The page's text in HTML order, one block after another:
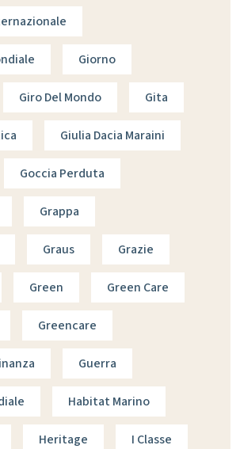
Giorno
Giro Del Mondo Gita
Giulia Dacia Maraini
Goccia Perduta
Grappa
Graus Grazie
Green Green Care
Greencare
Guerra
Habitat Marino
Heritage I Classe